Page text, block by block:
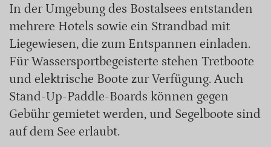
In der Umgebung des Bostalsees entstanden
mehrere Hotels sowie ein Strandbad mit
Liegewiesen, die zum Entspannen einladen.
Für Wassersportbegeisterte stehen Tretboote
und elektrische Boote zur Verfügung. Auch
Stand-Up-Paddle-Boards können gegen
Gebühr gemietet werden, und Segelboote sind
auf dem See erlaubt.